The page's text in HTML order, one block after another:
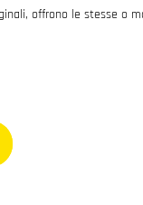
offrono le stesse o